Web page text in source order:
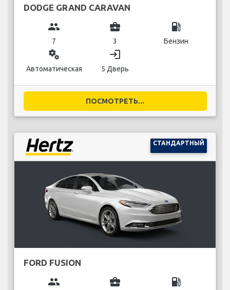
DODGE GRAND CARAVAN
group
7
business_center
3
local_gas_station
Бензин
miscellaneous_services
Автоматическая
login
5 Дверь
ПОСМОТРЕТЬ...
СТАНДАРТНЫЙ
FORD FUSION
group business_center local_gas_station